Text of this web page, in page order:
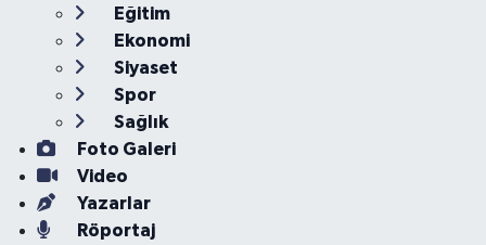
Eğitim
Ekonomi
Siyaset
Spor
Sağlık
Foto Galeri
Video
Yazarlar
Röportaj